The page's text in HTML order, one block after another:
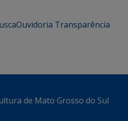
Ouvidoria Transparência
de Mato Grosso do Sul